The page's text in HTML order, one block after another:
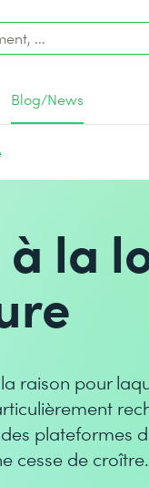
Blog/News
la
raison pour
plateformes
cesse de croître.